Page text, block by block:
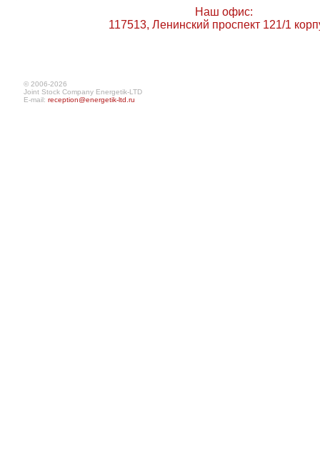
Наш офис:
117513, Ленинский проспект 121/1
© 2006-2026
Joint Stock Company Energetik-LTD
E-mail: reception@energetik-ltd.ru